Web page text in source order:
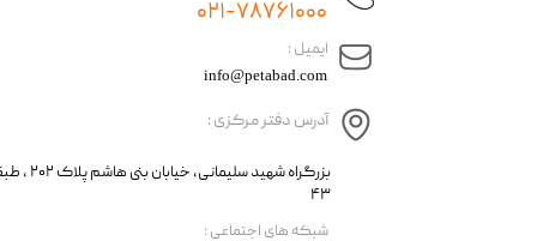
​ایمیل :
آدرس دفتر مرکزی :
info@petabad.com
​​بزرگراه شهید
۴۳
۰۲۱-۷۸۷۶۱۰۰۰
​شبکه های اجتماعی :